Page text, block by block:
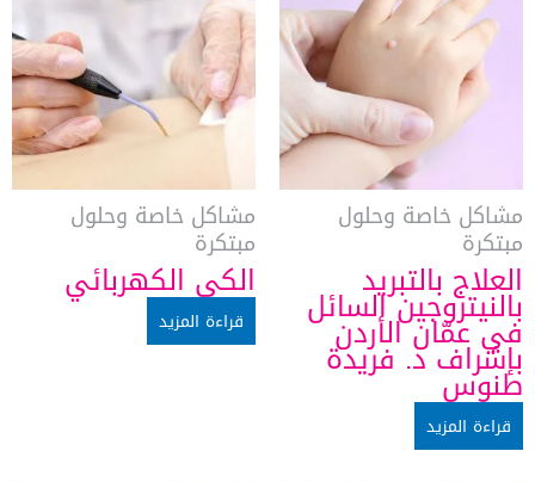
مشاكل خاصة وحلول
مبتكرة
العلاج بالتبريد
بالنيتروجين السائل
في عمّان الأردن
بإشراف د. فريدة
طنوس
قراءة المزيد
مشاكل خاصة وحلول
مبتكرة
الكي الكهربائي
قراءة المزيد